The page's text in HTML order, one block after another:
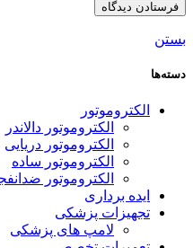
بستن
دسته‌ها
الکتروموتور
الکتروموتور دالاندر
الکتروموتور دریایی
الکتروموتور ساده
الکتروموتور
ایده برداری
تجهیزات پزشکی
لامپ های پزشکی